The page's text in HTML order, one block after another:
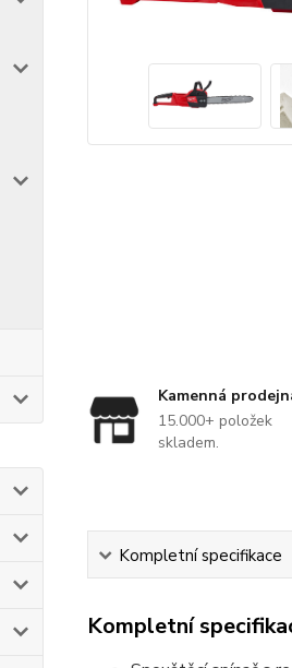
Kamenná
15.000+ položek
skladem.
Kompletní specifikace
Kompletní